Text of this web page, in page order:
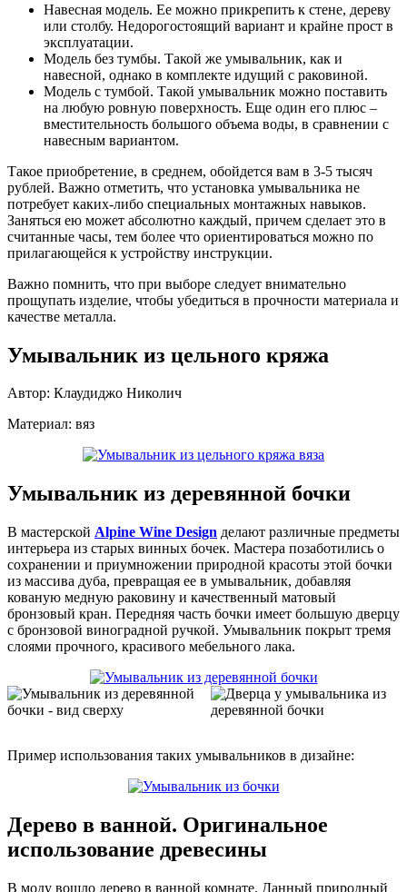
Навесная модель. Ее можно прикрепить к стене, дереву
или столбу. Недорогостоящий вариант и крайне прост в
эксплуатации.
Модель без тумбы. Такой же умывальник, как и
навесной, однако в комплекте идущий с раковиной.
Модель с тумбой. Такой умывальник можно поставить
на любую ровную поверхность. Еще один его плюс –
вместительность большого объема воды, в сравнении с
навесным вариантом.
Такое приобретение, в среднем, обойдется вам в 3-5 тысяч
рублей. Важно отметить, что установка умывальника не
потребует каких-либо специальных монтажных навыков.
Заняться ею может абсолютно каждый, причем сделает это в
считанные часы, тем более что ориентироваться можно по
прилагающейся к устройству инструкции.
Важно помнить, что при выборе следует внимательно
прощупать изделие, чтобы убедиться в прочности материала и
качестве металла.
Умывальник из цельного кряжа
Автор: Клаудиджо Николич
Материал: вяз
Умывальник из деревянной бочки
В мастерской Alpine Wine Design делают различные предметы
интерьера из старых винных бочек. Мастера позаботились о
сохранении и приумножении природной красоты этой бочки
из массива дуба, превращая ее в умывальник, добавляя
кованую медную раковину и качественный матовый
бронзовый кран. Передняя часть бочки имеет большую дверцу
с бронзовой виноградной ручкой. Умывальник покрыт тремя
слоями прочного, красивого мебельного лака.
Пример использования таких умывальников в дизайне:
Дерево в ванной. Оригинальное
использование древесины
В моду вошло дерево в ванной комнате. Данный природный